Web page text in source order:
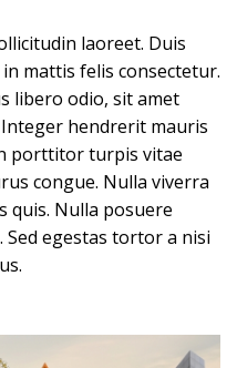
laoreet. Duis
mattis felis consectetur.
libero odio, sit amet
hendrerit mauris
porttitor turpis vitae
congue. Nulla viverra
quis. Nulla posuere
egestas tortor a nisi